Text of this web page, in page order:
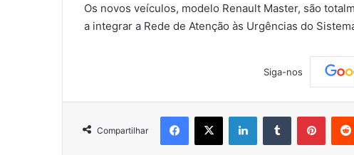
Os novos veículos, modelo Renault Master, são
a integrar a Rede de Atenção às Urgências do
Siga-nos
Compartilhar